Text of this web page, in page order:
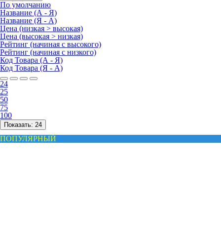
По умолчанию
Название (А - Я)
Название (Я - А)
Цена (низкая > высокая)
Цена (высокая > низкая)
Рейтинг (начиная с высокого)
Рейтинг (начиная с низкого)
Код Товара (А - Я)
Код Товара (Я - А)
24
25
50
75
100
Показать: 24
ПОПУЛЯРНЫЙ